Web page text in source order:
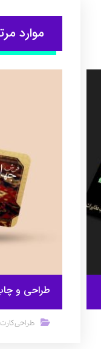
موارد
طراحی و
طراحی